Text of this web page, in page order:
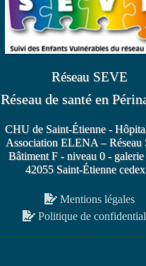
Réseau SEVE
Réseau de santé en
CHU de Saint-Étienne -
Association ELENA – Réseau
Bâtiment F - niveau 0 - galerie
42055 Saint-Étienne
Mentions légales
Politique de